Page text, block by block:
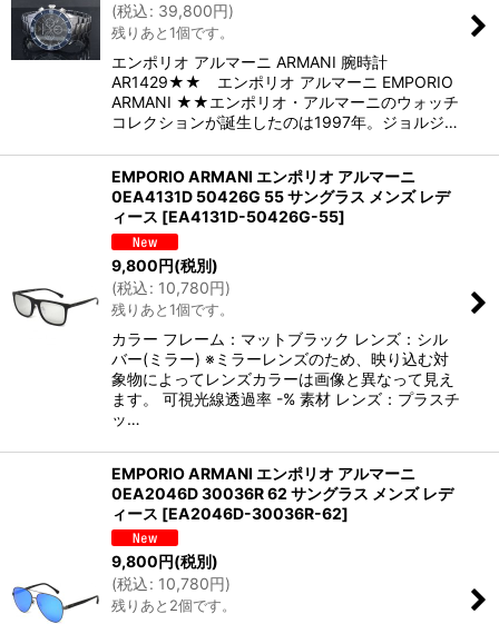
(税込: 39,800円)
残りあと1個です。
エンポリオ アルマーニ ARMANI 腕時計
AR1429★★ エンポリオ アルマーニ EMPORIO
ARMANI ★★エンポリオ・アルマーニのウォッチ
コレクションが誕生したのは1997年。ジョルジ…
EMPORIO ARMANI エンポリオ アルマーニ
0EA4131D 50426G 55 サングラス メンズ レデ
ィース [EA4131D-50426G-55]
9,800円(税別)
(税込: 10,780円)
残りあと1個です。
カラー フレーム：マットブラック レンズ：シル
バー(ミラー) ※ミラーレンズのため、映り込む対
象物によってレンズカラーは画像と異なって見え
ます。 可視光線透過率 -% 素材 レンズ：プラスチ
ッ…
EMPORIO ARMANI エンポリオ アルマーニ
0EA2046D 30036R 62 サングラス メンズ レデ
ィース [EA2046D-30036R-62]
9,800円(税別)
(税込: 10,780円)
残りあと2個です。